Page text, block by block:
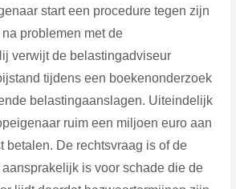
start een procedure tegen zijn
problemen met de
verwijt de belastingadviseur
tijdens een boekenonderzoek
belastingaanslagen. Uiteindelijk
ruim een miljoen euro aan
betalen. De rechtsvraag is of de
is voor schade die de